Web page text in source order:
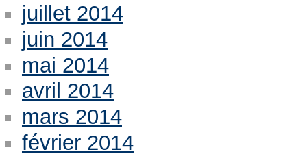
juillet 2014
juin 2014
mai 2014
avril 2014
mars 2014
février 2014